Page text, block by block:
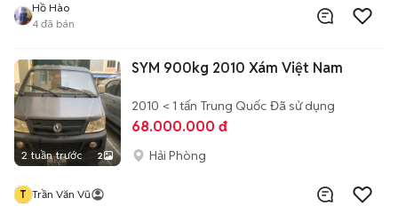
Hồ Hào
4 đã bán
2 tuần trước 2
SYM 900kg 2010 Xám Việt Nam
2010 < 1 tấn Trung Quốc Đã sử dụng
68.000.000 đ
Hải Phòng
T Trần Văn Vũ